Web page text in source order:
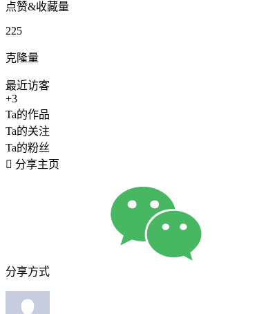
点赞&收藏量
225
克隆量
最近访客
+3
Ta的作品
Ta的关注
Ta的粉丝
 分享主页
分享方式